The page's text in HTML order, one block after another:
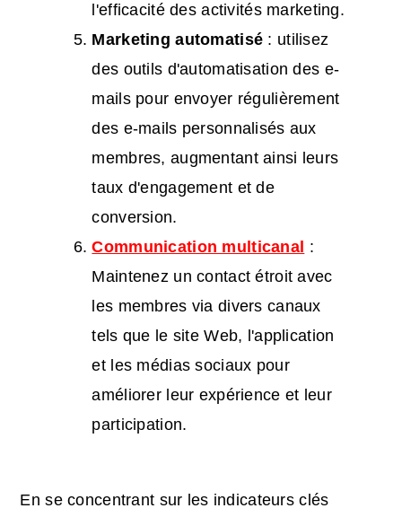
l'efficacité des activités marketing.
Marketing automatisé : utilisez
des outils d'automatisation des e-
mails pour envoyer régulièrement
des e-mails personnalisés aux
membres, augmentant ainsi leurs
taux d'engagement et de
conversion.
Communication multicanal :
Maintenez un contact étroit avec
les membres via divers canaux
tels que le site Web, l'application
et les médias sociaux pour
améliorer leur expérience et leur
participation.
En se concentrant sur les indicateurs clés